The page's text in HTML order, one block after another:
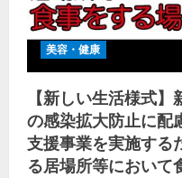
美容・健康
【新しい生活様式
の感染拡大防止に配
支援事業を実施する
る居場所等において